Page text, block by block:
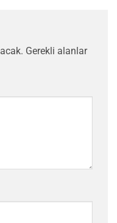
Gerekli alanlar